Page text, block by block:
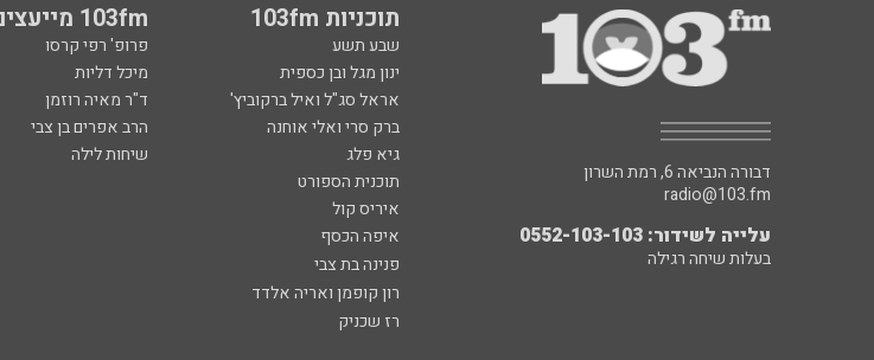
תוכניות 103fm 103fm מייעצים
שבע תשע פרופ' רפי קרסו
ינון מגל ובן כספית
מיכל דליות
אראל סג"ל ואיל ברקוביץ'
ד"ר מאיה רוזמן
ברק סרי ואלי אוחנה
הרב אפרים בן צבי
גיא פלג
שיחות לילה
תוכנית הספורט
איריס קול
איפה הכסף
פנינה בת צבי
רון קופמן ואריה אלדד
רז שכניק
דבורה הנביאה 6, רמת השרון
radio@103.fm
עלייה לשידור: 0552-103-103
בעלות שיחה רגילה